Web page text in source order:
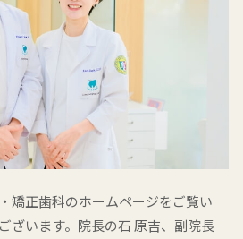
矯正歯科のホームページをご覧い
ざいます。 院長の石 原吉、副院長